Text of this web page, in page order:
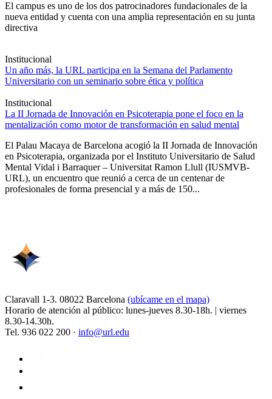
El campus es uno de los dos patrocinadores fundacionales de la
nueva entidad y cuenta con una amplia representación en su junta
directiva
Institucional
Un año más, la URL participa en la Semana del Parlamento
Universitario con un seminario sobre ética y política
Institucional
La II Jornada de Innovación en Psicoterapia pone el foco en la
mentalización como motor de transformación en salud mental
El Palau Macaya de Barcelona acogió la II Jornada de Innovación
en Psicoterapia, organizada por el Instituto Universitario de Salud
Mental Vidal i Barraquer – Universitat Ramon Llull (IUSMVB-
URL), un encuentro que reunió a cerca de un centenar de
profesionales de forma presencial y a más de 150...
Claravall 1-3. 08022 Barcelona (ubícame en el mapa)
Horario de atención al público: lunes-jueves 8.30-18h. | viernes
8.30-14.30h.
Tel. 936 022 200 · info@url.edu